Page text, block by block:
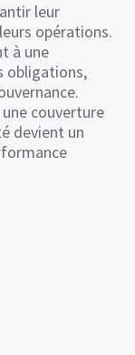
leur
opérations.
à une
obligations,
couverture
devient un